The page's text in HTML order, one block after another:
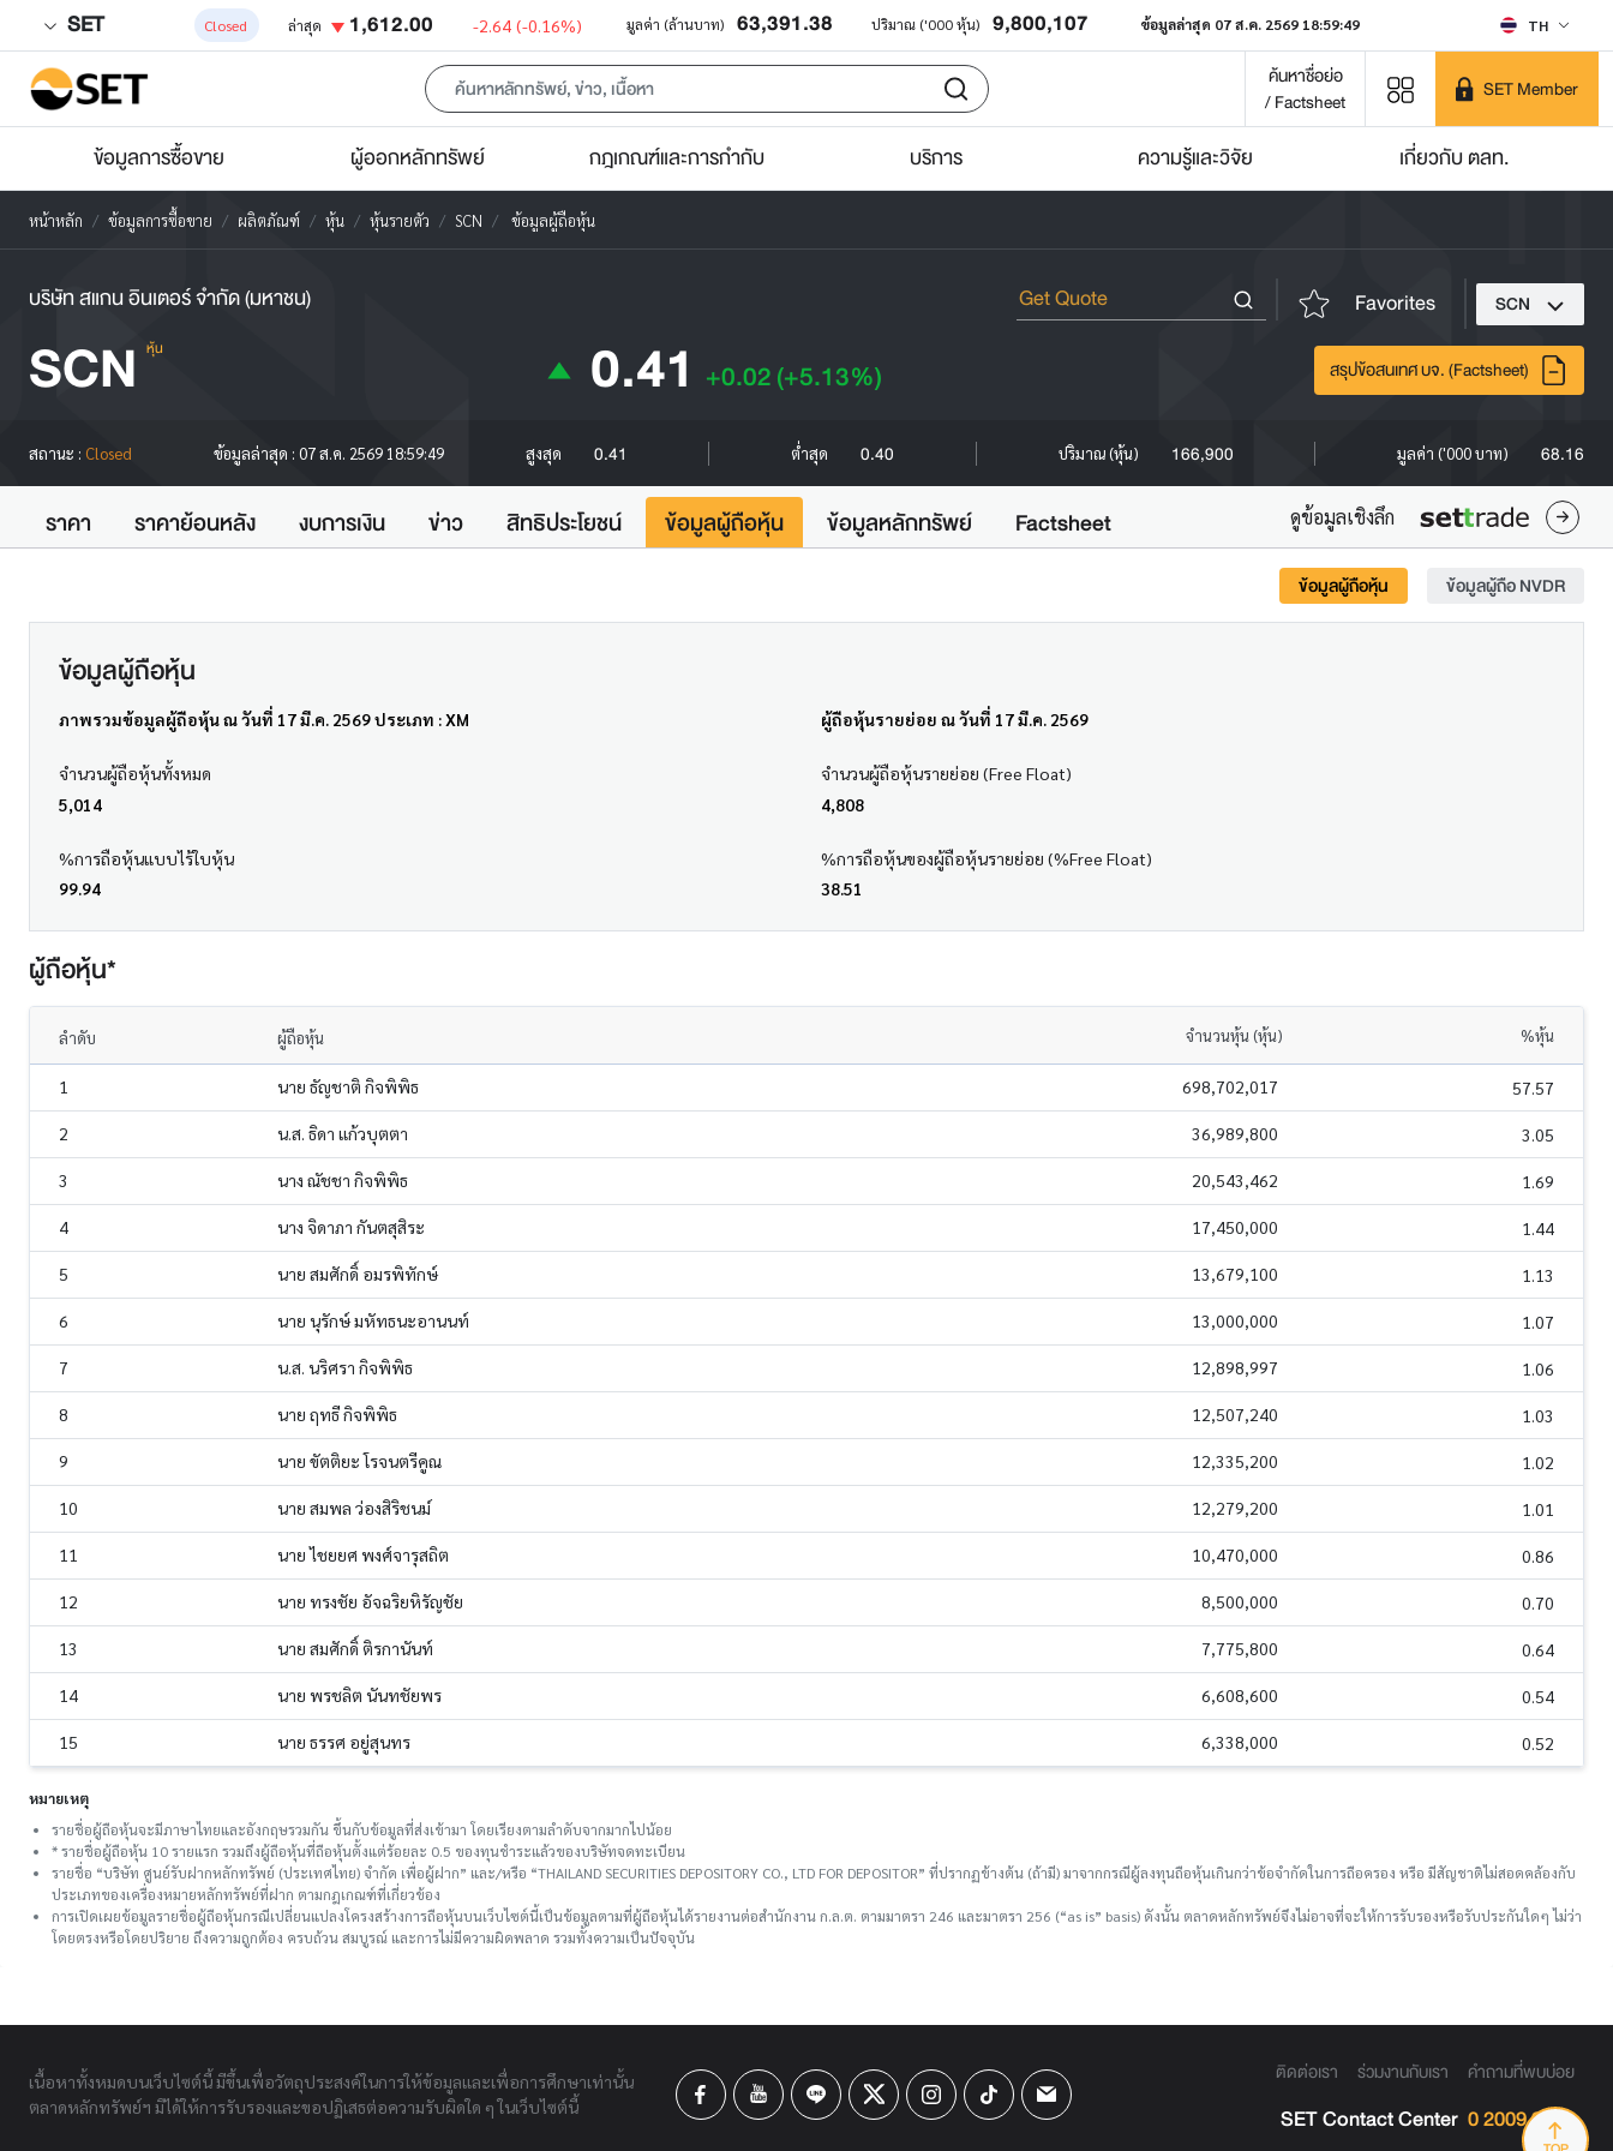
SET Closed ล่าสุด 1,612.00 -2.64 (-0.16%) มูลค่า (ล้านบาท) 63,391.38 ปริมาณ ('000 หุ้น) 9,800,107 ข้อมูลล่าสุด 07 ส.ค. 2569 18:59:49 TH
ค้นหาชื่อย่อ
/ Factsheet
SET Member
ข้อมูลการซื้อขาย ผู้ออกหลักทรัพย์ กฎเกณฑ์และการกำกับ บริการ ความรู้และวิจัย เกี่ยวกับ ตลท.
หน้าหลัก ข้อมูลการซื้อขาย ผลิตภัณฑ์ หุ้น หุ้นรายตัว SCN ข้อมูลผู้ถือหุ้น
บริษัท สแกน อินเตอร์ จำกัด (มหาชน) Favorites SCN
SCN หุ้น 0.41 +0.02(+5.13%) สรุปข้อสนเทศ บจ. (Factsheet)
สถานะ : Closed ข้อมูลล่าสุด : 07 ส.ค. 2569 18:59:49 สูงสุด 0.41 ต่ำสุด 0.40 ปริมาณ (หุ้น) 166,900 มูลค่า ('000 บาท) 68.16
ราคา ราคาย้อนหลัง งบการเงิน ข่าว สิทธิประโยชน์ ข้อมูลผู้ถือหุ้น ข้อมูลหลักทรัพย์ Factsheet ดูข้อมูลเชิงลึก
ข้อมูลผู้ถือหุ้น ข้อมูลผู้ถือ NVDR
ข้อมูลผู้ถือหุ้น
ภาพรวมข้อมูลผู้ถือหุ้น ณ วันที่ 17 มี.ค. 2569 ประเภท : XM ผู้ถือหุ้นรายย่อย ณ วันที่ 17 มี.ค. 2569
จำนวนผู้ถือหุ้นทั้งหมด
5,014
จำนวนผู้ถือหุ้นรายย่อย (Free Float)
4,808
%การถือหุ้นแบบไร้ใบหุ้น
99.94
%การถือหุ้นของผู้ถือหุ้นรายย่อย (%Free Float)
38.51
ผู้ถือหุ้น*
ลำดับ ผู้ถือหุ้น จำนวนหุ้น (หุ้น) %หุ้น
1 นาย ธัญชาติ กิจพิพิธ 698,702,017 57.57
2 น.ส. ธิดา แก้วบุตตา 36,989,800 3.05
3 นาง ณัชชา กิจพิพิธ 20,543,462 1.69
4 นาง จิดาภา กันตสุสิระ 17,450,000 1.44
5 นาย สมศักดิ์ อมรพิทักษ์ 13,679,100 1.13
6 นาย นุรักษ์ มหัทธนะอานนท์ 13,000,000 1.07
7 น.ส. นริศรา กิจพิพิธ 12,898,997 1.06
8 นาย ฤทธี กิจพิพิธ 12,507,240 1.03
9 นาย ขัตติยะ โรจนตรีคูณ 12,335,200 1.02
10 นาย สมพล ว่องสิริชนม์ 12,279,200 1.01
11 นาย ไชยยศ พงศ์จารุสถิต 10,470,000 0.86
12 นาย ทรงชัย อัจฉริยหิรัญชัย 8,500,000 0.70
13 นาย สมศักดิ์ ติรกานันท์ 7,775,800 0.64
14 นาย พรชลิต นันทชัยพร 6,608,600 0.54
15 นาย ธรรศ อยู่สุนทร 6,338,000 0.52
หมายเหตุ
รายชื่อผู้ถือหุ้นจะมีภาษาไทยและอังกฤษรวมกัน ขึ้นกับข้อมูลที่ส่งเข้ามา โดยเรียงตามลำดับจากมากไปน้อย
* รายชื่อผู้ถือหุ้น 10 รายแรก รวมถึงผู้ถือหุ้นที่ถือหุ้นตั้งแต่ร้อยละ 0.5 ของทุนชําระแล้วของบริษัทจดทะเบียน
รายชื่อ “บริษัท ศูนย์รับฝากหลักทรัพย์ (ประเทศไทย) จำกัด เพื่อผู้ฝาก” และ/หรือ “THAILAND SECURITIES DEPOSITORY CO., LTD FOR DEPOSITOR” ที่ปรากฏข้างต้น (ถ้ามี) มาจากกรณีผู้ลงทุนถือหุ้นเกินกว่าข้อจำกัดในการถือครอง หรือ มีสัญชาติไม่สอดคล้องกับ
ประเภทของเครื่องหมายหลักทรัพย์ที่ฝาก ตามกฎเกณฑ์ที่เกี่ยวข้อง
การเปิดเผยข้อมูลรายชื่อผู้ถือหุ้นกรณีเปลี่ยนแปลงโครงสร้างการถือหุ้นบนเว็บไซต์นี้เป็นข้อมูลตามที่ผู้ถือหุ้นได้รายงานต่อสำนักงาน ก.ล.ต. ตามมาตรา 246 และมาตรา 256 (“as is” basis) ดังนั้น ตลาดหลักทรัพย์จึงไม่อาจที่จะให้การรับรองหรือรับประกันใดๆ ไม่ว่า
โดยตรงหรือโดยปริยาย ถึงความถูกต้อง ครบถ้วน สมบูรณ์ และการไม่มีความผิดพลาด รวมทั้งความเป็นปัจจุบัน
เนื้อหาทั้งหมดบนเว็บไซต์นี้ มีขึ้นเพื่อวัตถุประสงค์ในการให้ข้อมูลและเพื่อการศึกษาเท่านั้น
ตลาดหลักทรัพย์ฯ มิได้ให้การรับรองและขอปฏิเสธต่อความรับผิดใด ๆ ในเว็บไซต์นี้
ติดต่อเรา ร่วมงานกับเรา คำถามที่พบบ่อย
SET Contact Center 0 2009 9999